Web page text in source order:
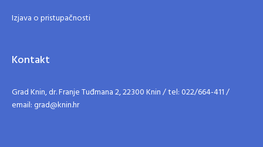
Izjava o pristupačnosti
Kontakt
Grad Knin, dr. Franje Tuđmana 2, 22300 Knin / tel: 022/664-411 /
email: grad@knin.hr